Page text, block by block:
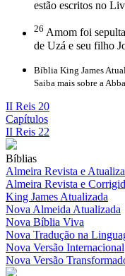
estão escritos no
26 Amom foi
de Uzá e seu filho
Bíblia King James
Saiba mais sobre a
II Reis 20
Capítulos
II Reis 22
Bíblias
Almeira Revista e
Almeira Revista e
King James Atualizada
Nova Almeida Atualizada
Nova Bíblia Viva
Nova Tradução na
Nova Versão Internacional
Nova Versão